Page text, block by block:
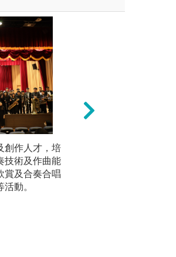
創作人才，培
技術及作曲能
賞及合奏合唱
動。